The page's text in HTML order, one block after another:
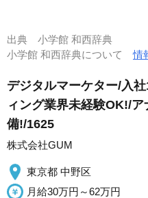
出典 小学館 和西辞典
小学館 和西辞典について情
デジタルマーケター/入
ィング業界未経験OK!/
備!/1625
株式会社GUM
東京都 中野区
月給30万円～62万円